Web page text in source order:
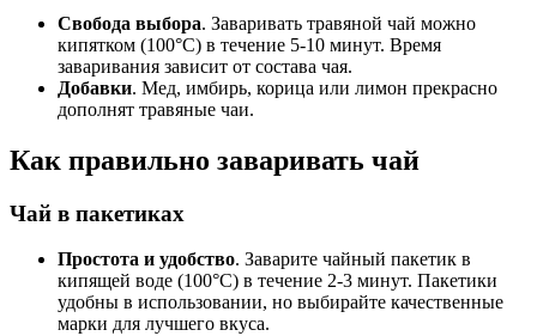
Свобода выбора. Заваривать травяной чай можно
кипятком (100°C) в течение 5-10 минут. Время
заваривания зависит от состава чая.
Добавки. Мед, имбирь, корица или лимон прекрасно
дополнят травяные чаи.
Как правильно заваривать чай
Чай в пакетиках
Простота и удобство. Заварите чайный пакетик в
кипящей воде (100°C) в течение 2-3 минут. Пакетики
удобны в использовании, но выбирайте качественные
марки для лучшего вкуса.